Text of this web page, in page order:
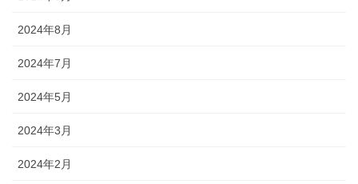
2024年8月
2024年7月
2024年5月
2024年3月
2024年2月